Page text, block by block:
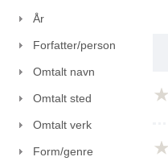
År
Forfatter/person
Omtalt navn
Omtalt sted
Omtalt verk
Form/genre